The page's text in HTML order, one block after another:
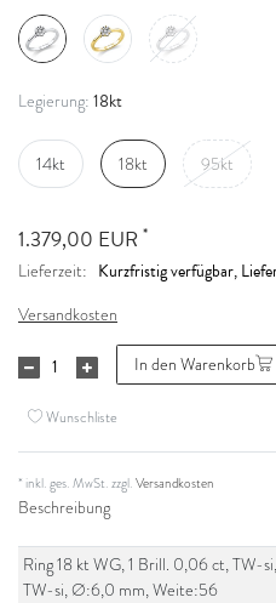
Legierung: 18kt
14kt 18kt 95kt
1.379,00 EUR *
Lieferzeit: Kurzfristig verfügbar,
Versandkosten
In den Warenkorb
Wunschliste
* inkl. ges. MwSt. zzgl.Versandkosten
Beschreibung
Ring 18 kt WG, 1 Brill. 0,06 ct, TW-
TW-si, Ø:6,0 mm, Weite:56